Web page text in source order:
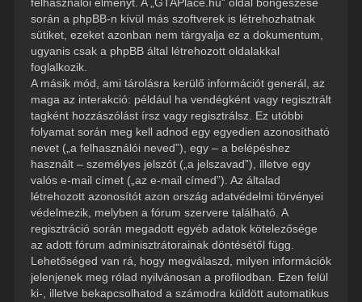
során a phpBB-n kívül más szoftverek is létrehozhatnak
sütiket, ezeket azonban nem tárgyalja ez a dokumentum,
ugyanis csak a phpBB által létrehozott oldalakkal
foglalkozik.
A másik mód, ami tárolásra kerülő információt generál, az
maga az interakció: például ha vendégként vagy regisztrált
tagként hozzászólást írsz vagy regisztrálsz. Ez utóbbi
folyamat során meg kell adnod egy egyedien azonosítható
nevet („a felhasználói neved”), egy – a belépéshez
használt – személyes jelszót („a jelszavad”), illetve egy
valós e-mail címet („az e-mail címed”). Az általad
létrehozott azonosítót azon ország adatvédelmi törvényei
védelmezik, melyben a fórum szervere található. A
regisztráció során megadott egyéb adatok kötelezősége
az adott fórum adminisztrátorainak döntésétől függ.
Lehetőséged van rá, hogy megválaszd, milyen információk
jelenjenek meg rólad nyilvánosan a profilodban. Ezen felül
ki-, illetve bekapcsolhatod a számodra küldött automatikus